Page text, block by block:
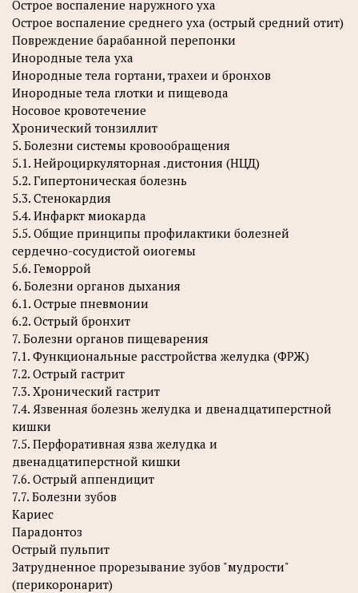
Острое воспаление наружного уха
Острое воспаление среднего уха (острый средний отит)
Повреждение барабанной перепонки
Инородные тела уха
Инородные тела гортани, трахеи и бронхов
Инородные тела глотки и пищевода
Носовое кровотечение
Хронический тонзиллит
5. Болезни системы кровообращения
5.1. Нейроциркуляторная .дистония (НЦД)
5.2. Гипертоническая болезнь
5.3. Стенокардия
5.4. Инфаркт миокарда
5.5. Общие принципы профилактики болезней
сердечно-сосудистой оиогемы
5.6. Геморрой
6. Болезни органов дыхания
6.1. Острые пневмонии
6.2. Острый бронхит
7. Болезни органов пищеварения
7.1. Функциональные расстройства желудка (ФРЖ)
7.2. Острый гастрит
7.3. Хронический гастрит
7.4. Язвенная болезнь желудка и двенадцатиперстной
кишки
7.5. Перфоративная язва желудка и
двенадцатиперстной кишки
7.6. Острый аппендицит
7.7. Болезни зубов
Кариес
Парадонтоз
Острый пульпит
Затрудненное прорезывание зубов "мудрости"
(перикоронарит)